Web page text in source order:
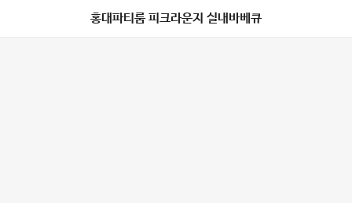
홍대파티룸 피크라운지 실내바베큐